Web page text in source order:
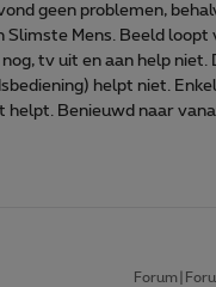
geen problemen,
Slimste Mens. Beeld loopt
tv uit en aan help niet.
helpt niet.
helpt. Benieuwd naar